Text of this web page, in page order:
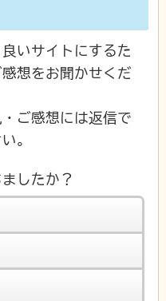
いサイトにするた
想をお聞かせくだ
ご感想には返信で
。
したか？